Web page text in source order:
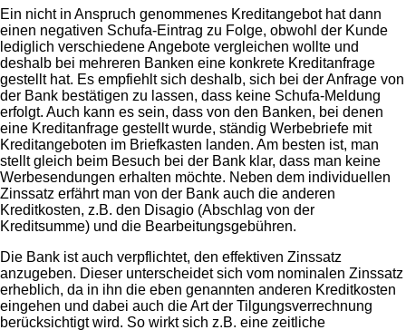
Ein nicht in Anspruch genommenes Kreditangebot hat dann
einen negativen Schufa-Eintrag zu Folge, obwohl der Kunde
lediglich verschiedene Angebote vergleichen wollte und
deshalb bei mehreren Banken eine konkrete Kreditanfrage
gestellt hat. Es empfiehlt sich deshalb, sich bei der Anfrage von
der Bank bestätigen zu lassen, dass keine Schufa-Meldung
erfolgt. Auch kann es sein, dass von den Banken, bei denen
eine Kreditanfrage gestellt wurde, ständig Werbebriefe mit
Kreditangeboten im Briefkasten landen. Am besten ist, man
stellt gleich beim Besuch bei der Bank klar, dass man keine
Werbesendungen erhalten möchte. Neben dem individuellen
Zinssatz erfährt man von der Bank auch die anderen
Kreditkosten, z.B. den Disagio (Abschlag von der
Kreditsumme) und die Bearbeitungsgebühren.
Die Bank ist auch verpflichtet, den effektiven Zinssatz
anzugeben. Dieser unterscheidet sich vom nominalen Zinssatz
erheblich, da in ihn die eben genannten anderen Kreditkosten
eingehen und dabei auch die Art der Tilgungsverrechnung
berücksichtigt wird. So wirkt sich z.B. eine zeitliche